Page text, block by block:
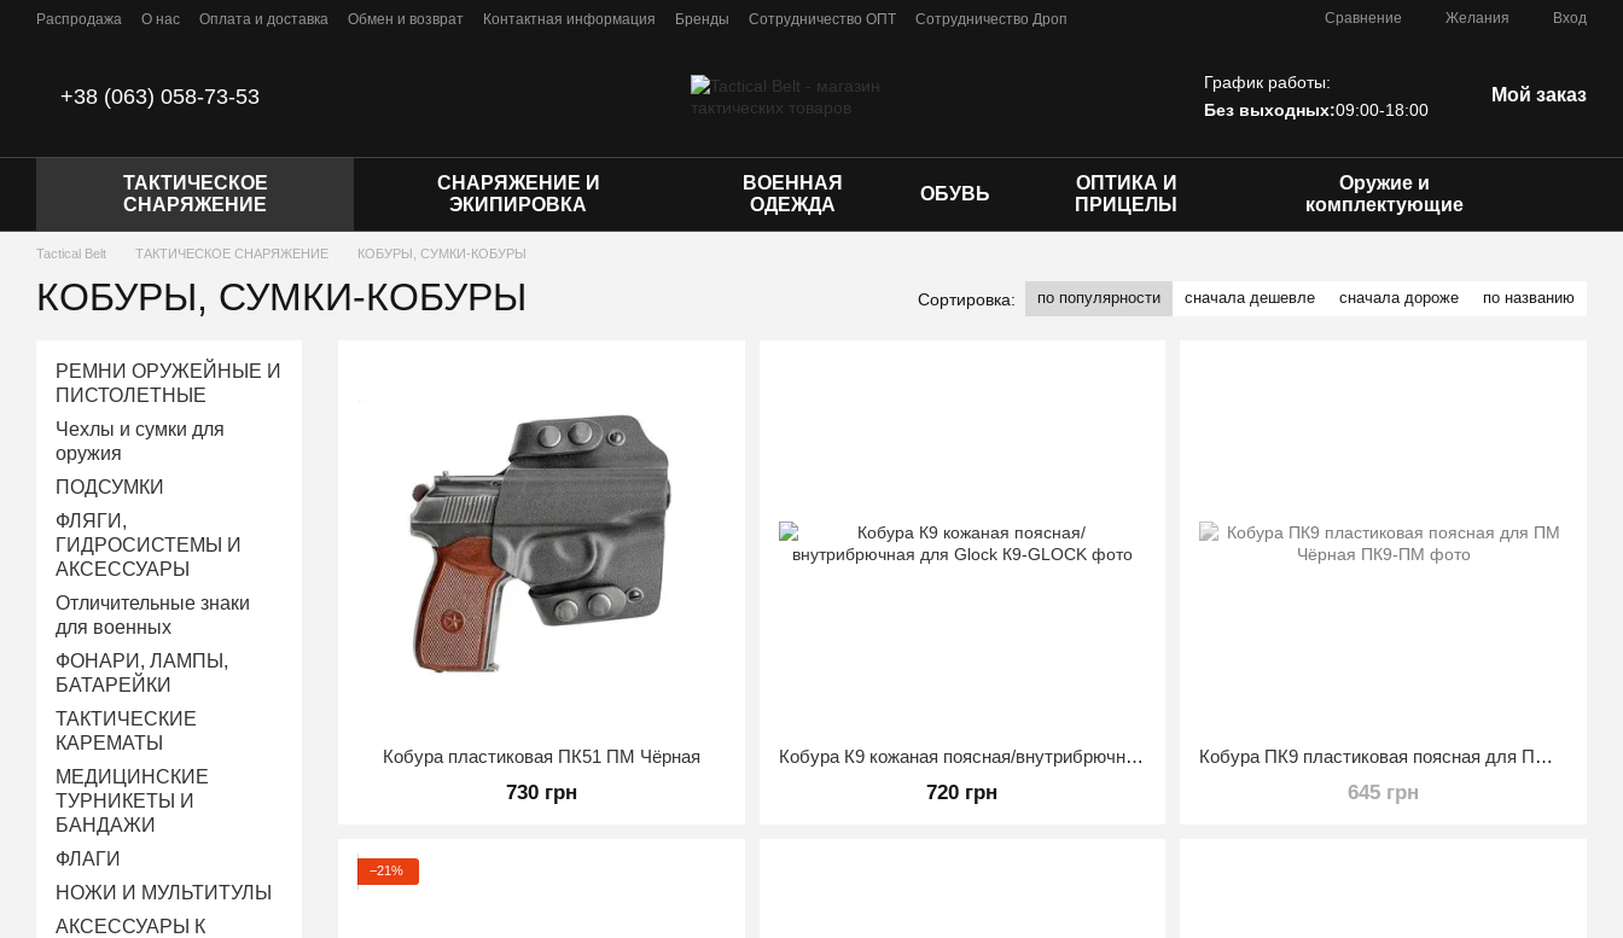
Перейти к основному контенту
Распродажа О нас Оплата и доставка Обмен и возврат Контактная информация Бренды Сотрудничество ОПТ
Сотрудничество Дроп
Сравнение Желания Вход
+38 (063) 058-73-53
График работы:
Без выходных:09:00-18:00
Мой заказ
ТАКТИЧЕСКОЕ
СНАРЯЖЕНИЕ
СНАРЯЖЕНИЕ И
ЭКИПИРОВКА
ВОЕННАЯ
ОДЕЖДА
ОБУВЬ
ОПТИКА И
ПРИЦЕЛЫ
Оружие и
комплектующие
Tactical Belt ТАКТИЧЕСКОЕ СНАРЯЖЕНИЕ КОБУРЫ, СУМКИ-КОБУРЫ
КОБУРЫ, СУМКИ-КОБУРЫ Сортировка: по популярности сначала дешевле сначала дороже по названию
Кобура пластиковая ПК51 ПМ Чёрная
730 грн
Кобура К9 кожаная поясная/внутрибрючная для Glock
720 грн
Кобура ПК9 пластиковая поясная для ПМ Чёрная
645 грн
−21%
РЕМНИ ОРУЖЕЙНЫЕ И
ПИСТОЛЕТНЫЕ
Чехлы и сумки для
оружия
ПОДСУМКИ
ФЛЯГИ,
ГИДРОСИСТЕМЫ И
АКСЕССУАРЫ
Отличительные знаки
для военных
ФОНАРИ, ЛАМПЫ,
БАТАРЕЙКИ
ТАКТИЧЕСКИЕ
КАРЕМАТЫ
МЕДИЦИНСКИЕ
ТУРНИКЕТЫ И
БАНДАЖИ
ФЛАГИ
НОЖИ И МУЛЬТИТУЛЫ
АКСЕССУАРЫ К